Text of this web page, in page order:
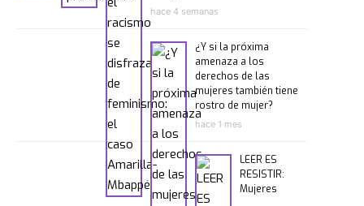
hace 4 semanas
¿Y si la próxima
amenaza a los
derechos de las
mujeres también tiene
rostro de mujer?
hace 1 mes
LEER ES
RESISTIR:
Mujeres